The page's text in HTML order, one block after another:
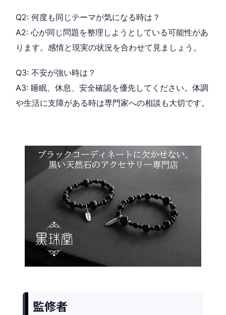
Q2: 何度も同じテーマが気になる時は？
A2: 心が同じ問題を整理しようとしている可能性があ
ります。感情と現実の状況を合わせて見ましょう。
Q3: 不安が強い時は？
A3: 睡眠、休息、安全確認を優先してください。体調
や生活に支障がある時は専門家への相談も大切です。
監修者